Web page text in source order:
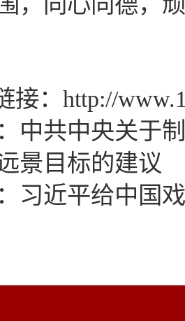
接： http://
中共中央关于
景目标的建议
习近平给中国